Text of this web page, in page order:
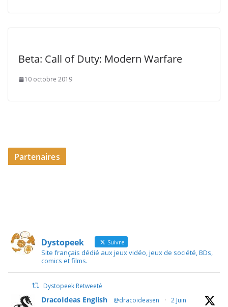
Beta: Call of Duty: Modern Warfare
10 octobre 2019
Partenaires
Dystopeek Suivre
Site français dédié aux jeux vidéo, jeux de société, BDs,
comics et films.
Dystopeek Retweeté
DracoIdeas English @dracoideasen · 2 Juin